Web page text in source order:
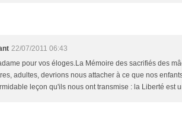
22/07/2011 06:43
pour vos éloges.La Mémoire des sacrifiés des
adultes, devrions nous attacher à ce que nos
leçon qu'ils nous ont transmise : la Liberté est